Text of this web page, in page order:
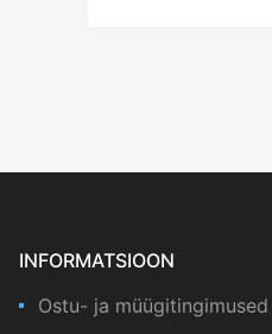
INFORMATSIOON
Ostu- ja müügitingimused